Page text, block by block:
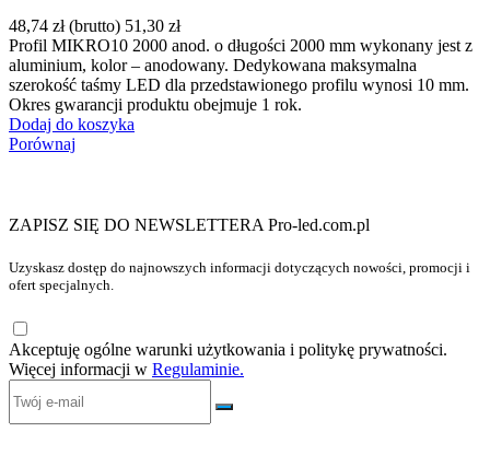
48,74 zł (brutto) 51,30 zł
Profil MIKRO10 2000 anod. o długości 2000 mm wykonany jest z
aluminium, kolor – anodowany. Dedykowana maksymalna
szerokość taśmy LED dla przedstawionego profilu wynosi 10 mm.
Okres gwarancji produktu obejmuje 1 rok.
Dodaj do koszyka
Porównaj
ZAPISZ SIĘ DO NEWSLETTERA Pro-led.com.pl
Uzyskasz dostęp do najnowszych informacji dotyczących nowości, promocji i
ofert specjalnych.
Akceptuję ogólne warunki użytkowania i politykę prywatności.
Więcej informacji w Regulaminie.